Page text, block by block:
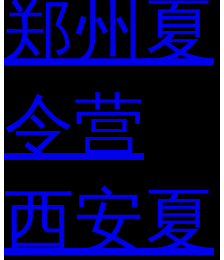
郑州夏
令营
西安夏